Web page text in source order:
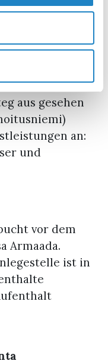
Sauna, WC
Lappeenranta
Zeiten WC
Ende
aus gesehen
an:
und
vor dem
Armaada.
ist in